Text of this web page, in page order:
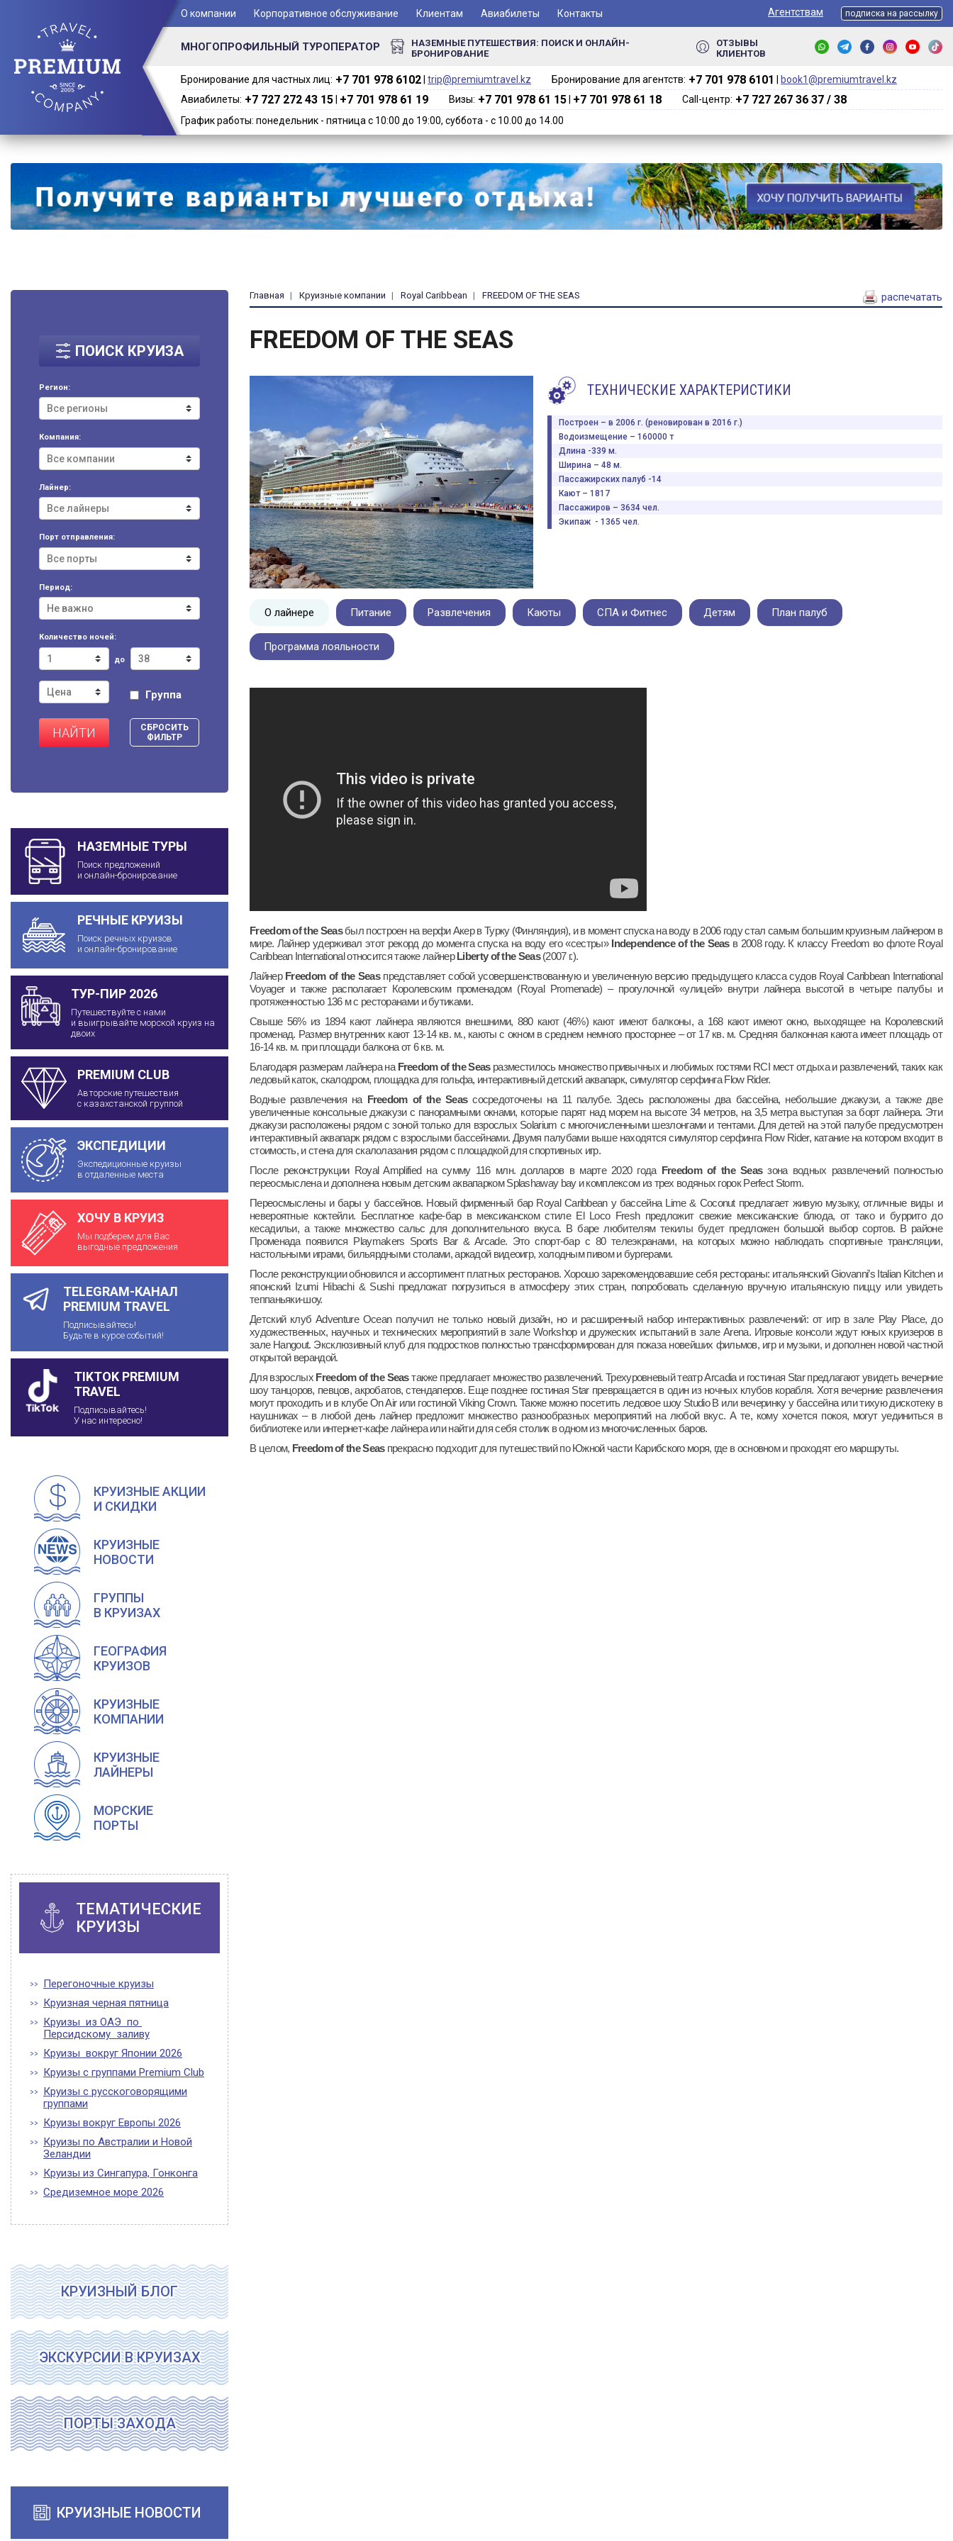
О компании Корпоративное обслуживание Клиентам Авиабилеты Контакты Агентствам подписка на рассылку
МНОГОПРОФИЛЬНЫЙ ТУРОПЕРАТОР
НАЗЕМНЫЕ ПУТЕШЕСТВИЯ: ПОИСК И ОНЛАЙН-
БРОНИРОВАНИЕ
ОТЗЫВЫ
КЛИЕНТОВ
Бронирование для частных лиц: +7 701 978 6102‬ trip@premiumtravel.kz Бронирование для агентств: +7 701 978 6101‬
book1@premiumtravel.kz
Авиабилеты: +7 727 272 43 15 +7 701 978 61 19 Визы: +7 701 978 61 15 +7 701 978 61 18 Call-центр: +7 727 267 36 37 / 38
График работы: понедельник - пятница с 10:00 до 19:00, суббота - с 10.00 до 14.00
ПОИСК КРУИЗА
Регион:
Компания:
Лайнер:
Порт отправления:
Период:
Количество ночей:
до
Группа
НАЙТИ
СБРОСИТЬ
ФИЛЬТР
НАЗЕМНЫЕ ТУРЫ
Поиск предложений
и онлайн-бронирование
РЕЧНЫЕ КРУИЗЫ
Поиск речных круизов
и онлайн-бронирование
ТУР-ПИР 2026
Путешествуйте с нами
и выигрывайте морской круиз на
двоих
PREMIUM CLUB
Авторские путешествия
с казахстанской группой
ЭКСПЕДИЦИИ
Экспедиционные круизы
в отдаленные места
ХОЧУ В КРУИЗ
Мы подберем для Вас
выгодные предложения
TELEGRAM-КАНАЛ
PREMIUM TRAVEL
Подписывайтесь!
Будьте в курсе событий!
TIKTOK PREMIUM
TRAVEL
Подписывайтесь!
У нас интересно!
КРУИЗНЫЕ АКЦИИ
И СКИДКИ
КРУИЗНЫЕ
НОВОСТИ
ГРУППЫ
В КРУИЗАХ
ГЕОГРАФИЯ
КРУИЗОВ
КРУИЗНЫЕ
КОМПАНИИ
КРУИЗНЫЕ
ЛАЙНЕРЫ
МОРСКИЕ
ПОРТЫ
ТЕМАТИЧЕСКИЕ
КРУИЗЫ
Перегоночные круизы
Круизная черная пятница
Круизы из ОАЭ по
Персидскому заливу
Круизы вокруг Японии 2026
Круизы с группами Premium Club
Круизы с русскоговорящими
группами
Круизы вокруг Европы 2026
Круизы по Австралии и Новой
Зеландии
Круизы из Сингапура, Гонконга
Средиземное море 2026
КРУИЗНЫЙ БЛОГ
ЭКСКУРСИИ В КРУИЗАХ
ПОРТЫ ЗАХОДА
КРУИЗНЫЕ НОВОСТИ
Главная Круизные компании Royal Caribbean FREEDOM OF THE SEAS распечатать
FREEDOM OF THE SEAS
ТЕХНИЧЕСКИЕ ХАРАКТЕРИСТИКИ
Построен – в 2006 г. (реновирован в 2016 г.)
Водоизмещение – 160000 т
Длина -339 м.
Ширина – 48 м.
Пассажирских палуб -14
Кают – 1817
Пассажиров – 3634 чел.
Экипаж - 1365 чел.
О лайнере Питание Развлечения Каюты СПА и Фитнес Детям План палуб
Программа лояльности
Freedomofthe Seas был построен на верфи Акер в Турку (Финляндия), и в момент спуска на воду в 2006 году стал самым большим круизным лайнером в
мире. Лайнер удерживал этот рекорд до момента спуска на воду его «сестры» Independence of the Seas в 2008 году. К классу Freedom во флоте Royal
Caribbean International относится также лайнер Liberty of the Seas (2007 г.).
Лайнер Freedom of the Seas представляет собой усовершенствованную и увеличенную версию предыдущего класса судов Royal Caribbean International
Voyager и также располагает Королевским променадом (Royal Promenade) – прогулочной «улицей» внутри лайнера высотой в четыре палубы и
протяженностью 136 м с ресторанами и бутиками.
Свыше 56% из 1894 кают лайнера являются внешними, 880 кают (46%) кают имеют балконы, а 168 кают имеют окно, выходящее на Королевский
променад. Размер внутренних кают 13-14 кв. м., каюты с окном в среднем немного просторнее – от 17 кв. м. Средняя балконная каюта имеет площадь от
16-14 кв. м. при площади балкона от 6 кв. м.
Благодаря размерам лайнера на Freedom of the Seas разместилось множество привычных и любимых гостями RCI мест отдыха и развлечений, таких как
ледовый каток, скалодром, площадка для гольфа, интерактивный детский аквапарк, симулятор серфинга Flow Rider.
Водные развлечения на Freedom of the Seas сосредоточены на 11 палубе. Здесь расположены два бассейна, небольшие джакузи, а также две
увеличенные консольные джакузи с панорамными окнами, которые парят над морем на высоте 34 метров, на 3,5 метра выступая за борт лайнера. Эти
джакузи расположены рядом с зоной только для взрослых Solarium с многочисленными шезлонгами и тентами. Для детей на этой палубе предусмотрен
интерактивный аквапарк рядом с взрослыми бассейнами. Двумя палубами выше находятся симулятор серфинга Flow Rider, катание на котором входит в
стоимость, и стена для скалолазания рядом с площадкой для спортивных игр.
После реконструкции Royal Amplified на сумму 116 млн. долларов в марте 2020 года Freedom of the Seas зона водных развлечений полностью
переосмыслена и дополнена новым детским аквапарком Splashaway bay и комплексом из трех водяных горок Perfect Storm.
Переосмыслены и бары у бассейнов. Новый фирменный бар Royal Caribbean у бассейна Lime & Coconut предлагает живую музыку, отличные виды и
невероятные коктейли. Бесплатное кафе-бар в мексиканском стиле El Loco Fresh предложит свежие мексиканские блюда, от тако и буррито до
кесадильи, а также множество сальс для дополнительного вкуса. В баре любителям текилы будет предложен большой выбор сортов. В районе
Променада появился Playmakers Sports Bar & Arcade. Это спорт-бар с 80 телеэкранами, на которых можно наблюдать спортивные трансляции,
настольными играми, бильярдными столами, аркадой видеоигр, холодным пивом и бургерами.
После реконструкции обновился и ассортимент платных ресторанов. Хорошо зарекомендовавшие себя рестораны: итальянский Giovanni’s Italian Kitchen и
японский Izumi Hibachi & Sushi предложат погрузиться в атмосферу этих стран, попробовать сделанную вручную итальянскую пиццу или увидеть
теппаньяки-шоу.
Детский клуб Adventure Ocean получил не только новый дизайн, но и расширенный набор интерактивных развлечений: от игр в зале Play Place, до
художественных, научных и технических мероприятий в зале Workshop и дружеских испытаний в зале Arena. Игровые консоли ждут юных круизеров в
зале Hangout. Эксклюзивный клуб для подростков полностью трансформирован для показа новейших фильмов, игр и музыки, и дополнен новой частной
открытой верандой.
Для взрослых Freedom of the Seas также предлагает множество развлечений. Трехуровневый театр Arcadia и гостиная Star предлагают увидеть вечерние
шоу танцоров, певцов, акробатов, стендаперов. Еще позднее гостиная Star превращается в один из ночных клубов корабля. Хотя вечерние развлечения
могут проходить и в клубе On Air или гостиной Viking Crown. Также можно посетить ледовое шоу Studio B или вечеринку у бассейна или тихую дискотеку в
наушниках – в любой день лайнер предложит множество разнообразных мероприятий на любой вкус. А те, кому хочется покоя, могут уединиться в
библиотеке или интернет-кафе лайнера или найти для себя столик в одном из многочисленных баров.
В целом, FreedomoftheSeas прекрасно подходит для путешествий по Южной части Карибского моря, где в основном и проходят его маршруты.